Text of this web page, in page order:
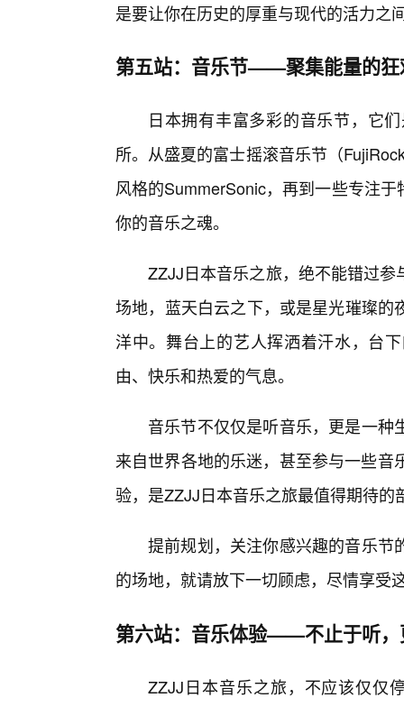
是要让你在历史的厚重与现代的活力之
第五站：音乐节——聚集能量的狂
日本拥有丰富多彩的音乐节，它
所。从盛夏的富士摇滚音乐节（
风格的SummerSonic，再到一些专注
你的音乐之魂。
ZZJJ日本音乐之旅，绝不能错过
场地，蓝天白云之下，或是星光璀璨
洋中。舞台上的艺人挥洒着汗水，台
由、快乐和热爱的气息。
音乐节不仅仅是听音乐，更是一
来自世界各地的乐迷，甚至参与一些
验，是ZZJJ日本音乐之旅最值得期待的
提前规划，关注你感兴趣的音乐节
的场地，就请放下一切顾虑，尽情享受
第六站：音乐体验——不止于听，
ZZJJ日本音乐之旅，不应该仅仅